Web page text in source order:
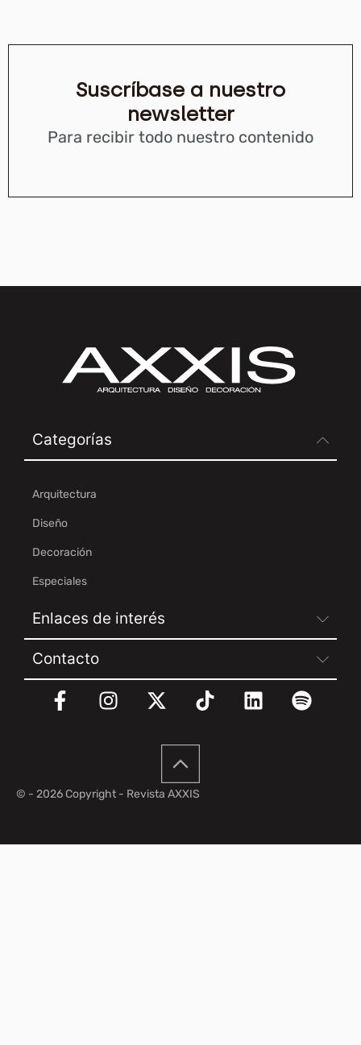
Suscríbase a nuestro
newsletter
Para recibir todo nuestro contenido
Categorías
Arquitectura
Diseño
Decoración
Especiales
Enlaces de interés
Contacto
© - 2026 Copyright - Revista AXXIS